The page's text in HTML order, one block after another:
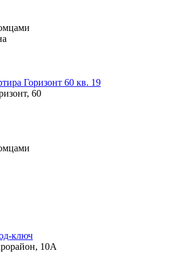
Горизонт 60 кв. 19
60
ключ
10А